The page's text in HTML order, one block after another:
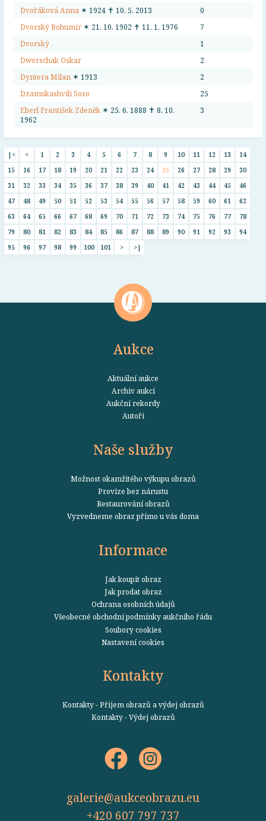
Dvořáková Anna ✶ 1924 ✝ 10. 5. 2013
0
Dvorský Bohumír ✶ 21. 10. 1902 ✝ 11. 1. 1976
7
Dvorský .
1
Dworschak Oskar
2
Dyntera Milan ✶ 1913
2
Dzamukashvili Soso
25
Eberl František Zdeněk ✶ 25. 6. 1888 ✝ 8. 10.
1962
3
|< < 1 2 3 4 5 6 7 8 9 10 11 12 13
14
15
16 17 18 19 20 21 22 23 24 25 26 27 28 29
30
31
32 33 34 35 36 37 38 39 40 41 42 43 44 45
46
47
48 49 50 51 52 53 54 55 56 57 58 59 60 61
62
63
64 65 66 67 68 69 70 71 72 73 74 75 76 77
78
79
80 81 82 83 84 85 86 87 88 89 90 91 92 93
94
95
96 97 98 99 100 101 > >|
Aukce
Aktuální aukce
Archiv aukcí
Aukční rekordy
Autoři
Naše služby
Možnost okamžitého výkupu obrazů
Provize bez nárustu
Restaurování obrazů
Vyzvedneme obraz přímo u vás doma
Informace
Jak koupit obraz
Jak prodat obraz
Ochrana osobních údajů
Všeobecné obchodní podmínky aukčního řádu
Soubory cookies
Nastavení cookies
Kontakty
Kontakty - Příjem obrazů a výdej obrazů
Kontakty - Výdej obrazů
galerie@aukceobrazu.eu
+420 607 797 737